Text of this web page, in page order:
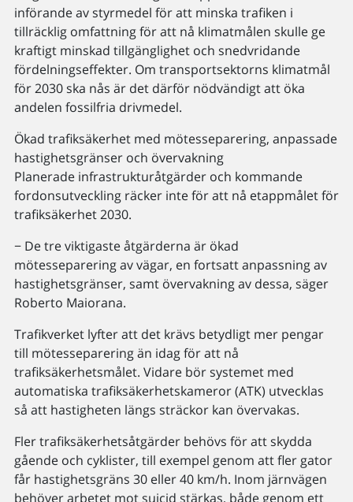
införande av styrmedel för att minska trafiken i
tillräcklig omfattning för att nå klimatmålen skulle ge
kraftigt minskad tillgänglighet och snedvridande
fördelningseffekter. Om transportsektorns klimatmål
för 2030 ska nås är det därför nödvändigt att öka
andelen fossilfria drivmedel.
Ökad trafiksäkerhet med mötesseparering, anpassade
hastighetsgränser och övervakning
Planerade infrastrukturåtgärder och kommande
fordonsutveckling räcker inte för att nå etappmålet för
trafiksäkerhet 2030.
− De tre viktigaste åtgärderna är ökad
mötesseparering av vägar, en fortsatt anpassning av
hastighetsgränser, samt övervakning av dessa, säger
Roberto Maiorana.
Trafikverket lyfter att det krävs betydligt mer pengar
till mötesseparering än idag för att nå
trafiksäkerhetsmålet. Vidare bör systemet med
automatiska trafiksäkerhetskameror (ATK) utvecklas
så att hastigheten längs sträckor kan övervakas.
Fler trafiksäkerhetsåtgärder behövs för att skydda
gående och cyklister, till exempel genom att fler gator
får hastighetsgräns 30 eller 40 km/h. Inom järnvägen
behöver arbetet mot suicid stärkas, både genom ett